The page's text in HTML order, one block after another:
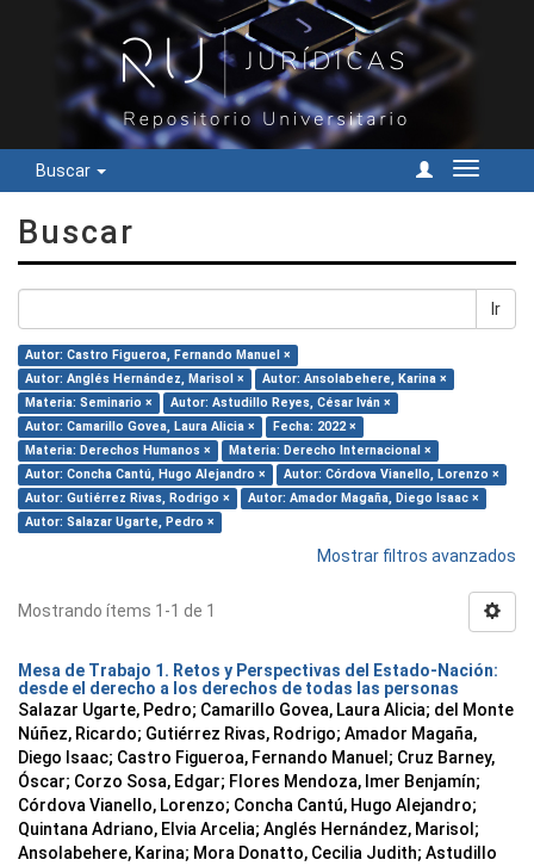
Buscar
Cambiar
Buscar
Ir
Autor: Castro Figueroa, Fernando Manuel ×
Autor: Anglés Hernández, Marisol ×
Autor: Ansolabehere, Karina ×
Materia: Seminario ×
Autor: Astudillo Reyes, César Iván ×
Autor: Camarillo Govea, Laura Alicia ×
Fecha: 2022 ×
Materia: Derechos Humanos ×
Materia: Derecho Internacional ×
Autor: Concha Cantú, Hugo Alejandro ×
Autor: Córdova Vianello, Lorenzo ×
Autor: Gutiérrez Rivas, Rodrigo ×
Autor: Amador Magaña, Diego Isaac ×
Autor: Salazar Ugarte, Pedro ×
Mostrar filtros avanzados
Mostrando ítems 1-1 de 1
Mesa de Trabajo 1. Retos y Perspectivas del Estado-Nación:
desde el derecho a los derechos de todas las personas
Salazar Ugarte, Pedro; Camarillo Govea, Laura Alicia; del Monte
Núñez, Ricardo; Gutiérrez Rivas, Rodrigo; Amador Magaña,
Diego Isaac; Castro Figueroa, Fernando Manuel ; Cruz Barney,
Óscar; Corzo Sosa, Edgar; Flores Mendoza, Imer Benjamín;
Córdova Vianello, Lorenzo; Concha Cantú, Hugo Alejandro;
Quintana Adriano, Elvia Arcelia; Anglés Hernández, Marisol ;
Ansolabehere, Karina; Mora Donatto, Cecilia Judith; Astudillo